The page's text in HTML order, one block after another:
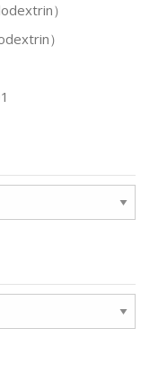
）
）